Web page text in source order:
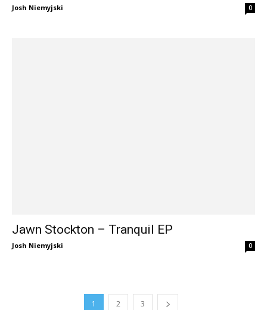
Josh Niemyjski 0
Jawn Stockton – Tranquil EP
Josh Niemyjski 0
1 2 3